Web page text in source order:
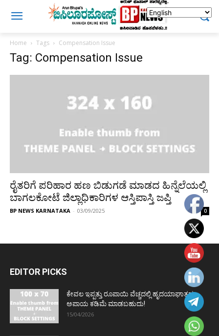
Home Tags Compensation Issue
Tag: Compensation Issue
ರೈತರಿಗೆ ಪರಿಹಾರ ಹಣ ಬಿಡುಗಡೆ ಮಾಡದ ಹಿನ್ನೆಲೆಯಲ್ಲಿ
ಬಾಗಲಕೋಟೆ ಜಿಲ್ಲಾಧಿಕಾರಿಗಳ ಆಸ್ತಿಪಾಸ್ತಿ ಜಪ್ತಿ
BP NEWS KARNATAKA - 03/09/2025 0
EDITOR PICKS
ಕೇವಲ ಇಪ್ಪತ್ತು ರೂಪಾಯಿ ವೆಚ್ಚದಲ್ಲಿ ಹೃದಯಾಘಾತದ
ಅಪಾಯ ಕಡಿಮೆ ಮಾಡಬಹುದು!
15/04/2026